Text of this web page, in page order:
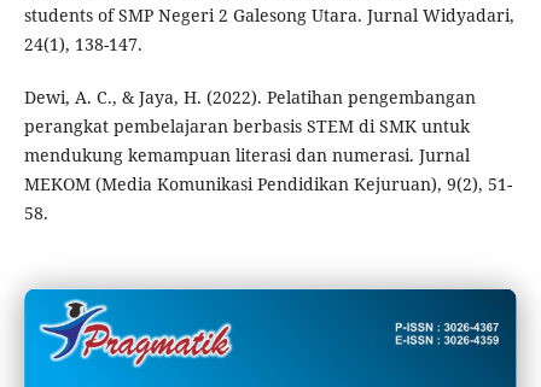
students of SMP Negeri 2 Galesong Utara. Jurnal Widyadari,
24(1), 138-147.
Dewi, A. C., & Jaya, H. (2022). Pelatihan pengembangan
perangkat pembelajaran berbasis STEM di SMK untuk
mendukung kemampuan literasi dan numerasi. Jurnal
MEKOM (Media Komunikasi Pendidikan Kejuruan), 9(2), 51-
58.